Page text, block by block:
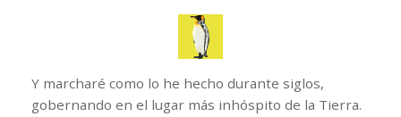
Y marcharé como lo he hecho durante siglos,
gobernando en el lugar más inhóspito de la Tierra.